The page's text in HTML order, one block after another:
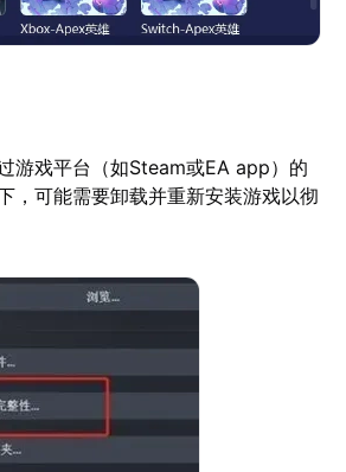
游戏平台（如Steam或EA app）的
，可能需要卸载并重新安装游戏以彻